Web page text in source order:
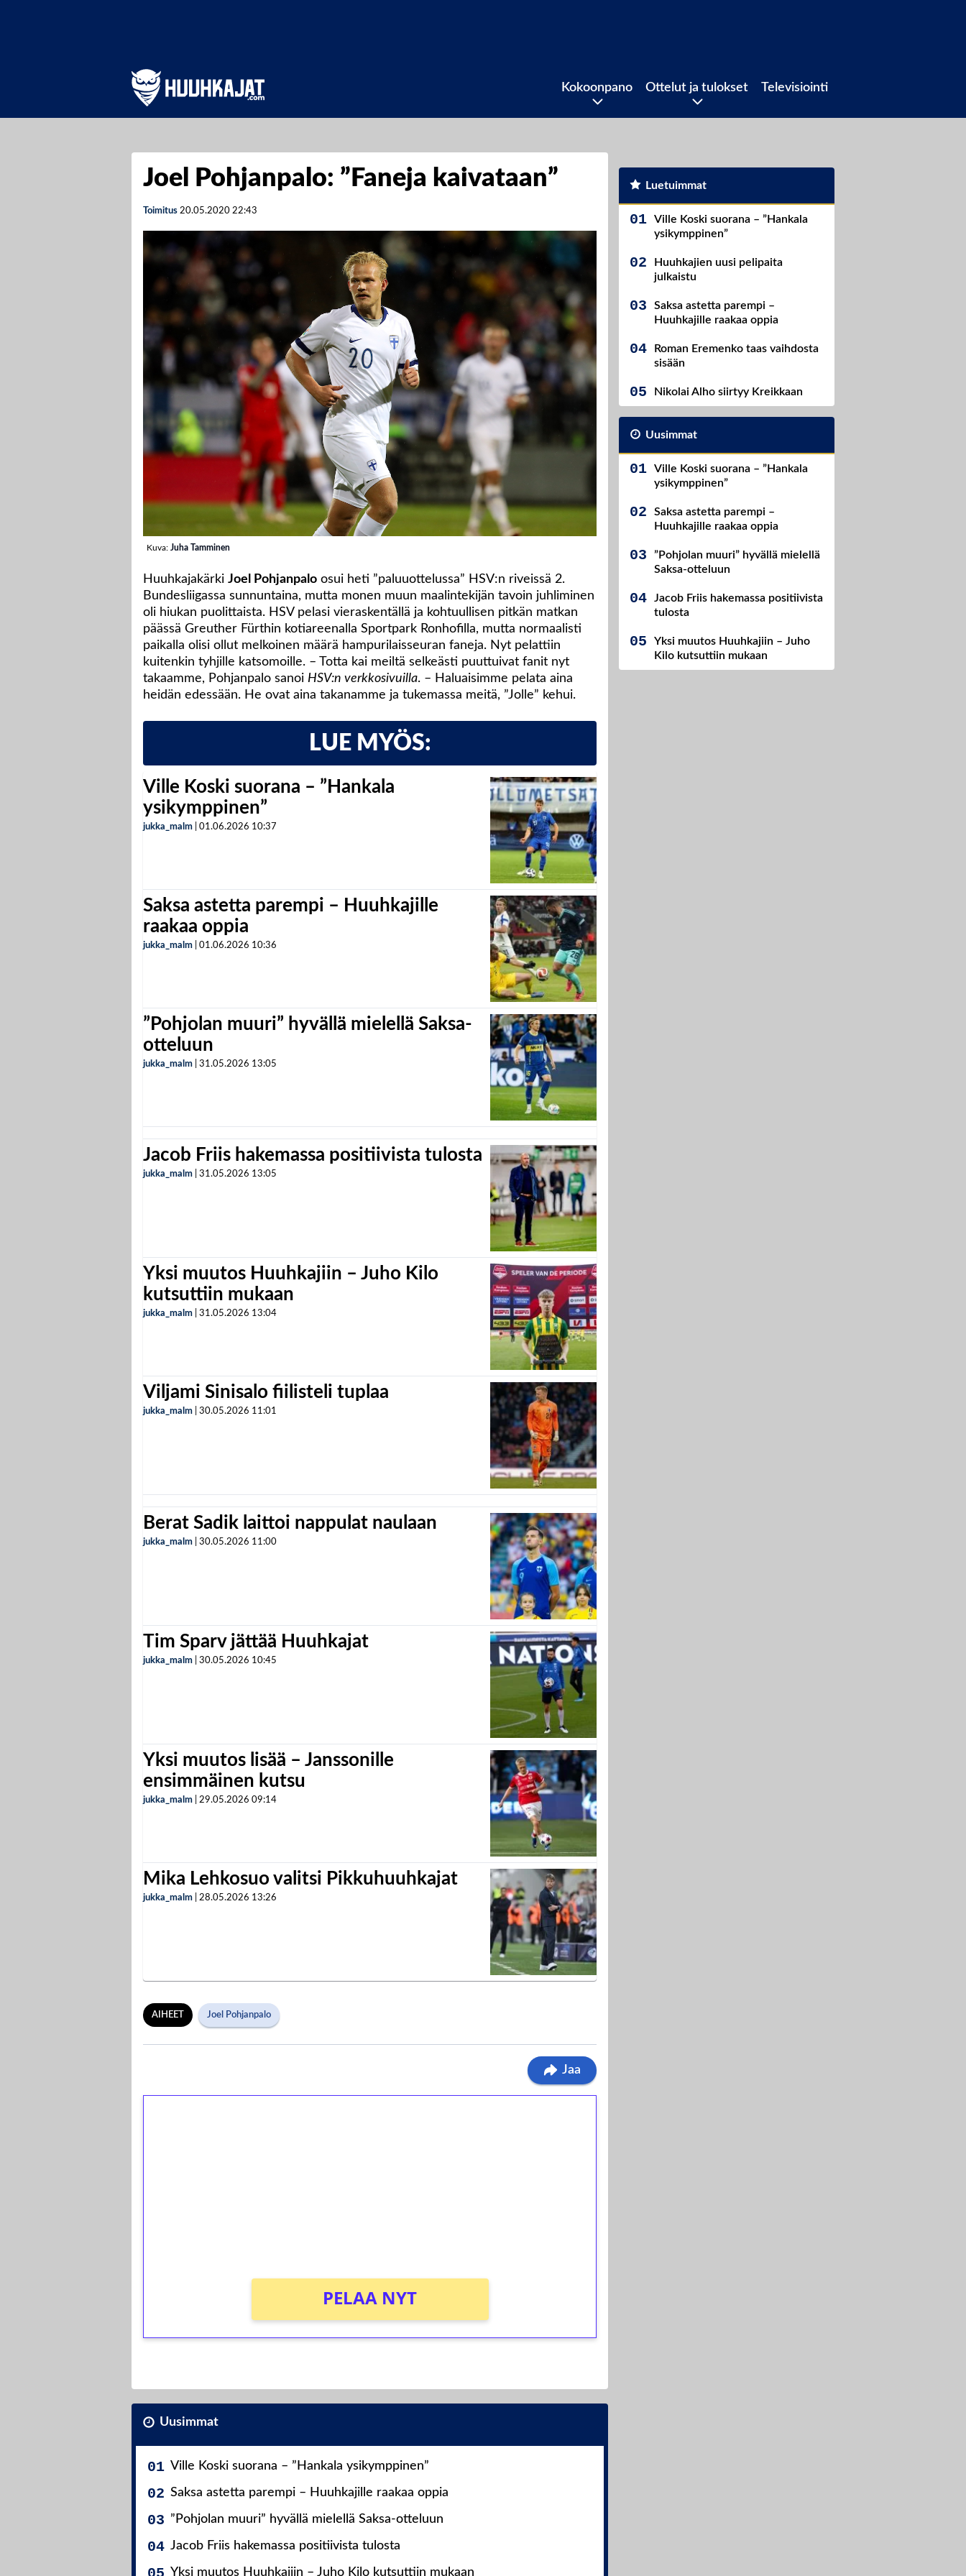
Kokoonpano Ottelut ja tulokset Televisiointi
Joel Pohjanpalo: ”Faneja kaivataan”
Toimitus 20.05.2020 22:43
Kuva: Juha Tamminen
Huuhkajakärki Joel Pohjanpalo osui heti ”paluuottelussa” HSV:n riveissä 2.
Bundesliigassa sunnuntaina, mutta monen muun maalintekijän tavoin juhliminen
oli hiukan puolittaista. HSV pelasi vieraskentällä ja kohtuullisen pitkän matkan
päässä Greuther Fürthin kotiareenalla Sportpark Ronhofilla, mutta normaalisti
paikalla olisi ollut melkoinen määrä hampurilaisseuran faneja. Nyt pelattiin
kuitenkin tyhjille katsomoille. – Totta kai meiltä selkeästi puuttuivat fanit nyt
takaamme, Pohjanpalo sanoi HSV:n verkkosivuilla. – Haluaisimme pelata aina
heidän edessään. He ovat aina takanamme ja tukemassa meitä, ”Jolle” kehui.
LUE MYÖS:
Ville Koski suorana – ”Hankala
ysikymppinen”
jukka_malm 01.06.2026 10:37
Saksa astetta parempi – Huuhkajille
raakaa oppia
jukka_malm 01.06.2026 10:36
”Pohjolan muuri” hyvällä mielellä Saksa-
otteluun
jukka_malm 31.05.2026 13:05
Jacob Friis hakemassa positiivista tulosta
jukka_malm 31.05.2026 13:05
Yksi muutos Huuhkajiin – Juho Kilo
kutsuttiin mukaan
jukka_malm 31.05.2026 13:04
Viljami Sinisalo fiilisteli tuplaa
jukka_malm 30.05.2026 11:01
Berat Sadik laittoi nappulat naulaan
jukka_malm 30.05.2026 11:00
Tim Sparv jättää Huuhkajat
jukka_malm 30.05.2026 10:45
Yksi muutos lisää – Janssonille
ensimmäinen kutsu
jukka_malm 29.05.2026 09:14
Mika Lehkosuo valitsi Pikkuhuuhkajat
jukka_malm 28.05.2026 13:26
AIHEET Joel Pohjanpalo
Jaa
PELAA NYT
Uusimmat
Ville Koski suorana – ”Hankala ysikymppinen”
Saksa astetta parempi – Huuhkajille raakaa oppia
”Pohjolan muuri” hyvällä mielellä Saksa-otteluun
Jacob Friis hakemassa positiivista tulosta
Yksi muutos Huuhkajiin – Juho Kilo kutsuttiin mukaan
Luetuimmat
Ville Koski suorana – ”Hankala
ysikymppinen”
Huuhkajien uusi pelipaita
julkaistu
Saksa astetta parempi –
Huuhkajille raakaa oppia
Roman Eremenko taas vaihdosta
sisään
Nikolai Alho siirtyy Kreikkaan
Uusimmat
Ville Koski suorana – ”Hankala
ysikymppinen”
Saksa astetta parempi –
Huuhkajille raakaa oppia
”Pohjolan muuri” hyvällä mielellä
Saksa-otteluun
Jacob Friis hakemassa positiivista
tulosta
Yksi muutos Huuhkajiin – Juho
Kilo kutsuttiin mukaan